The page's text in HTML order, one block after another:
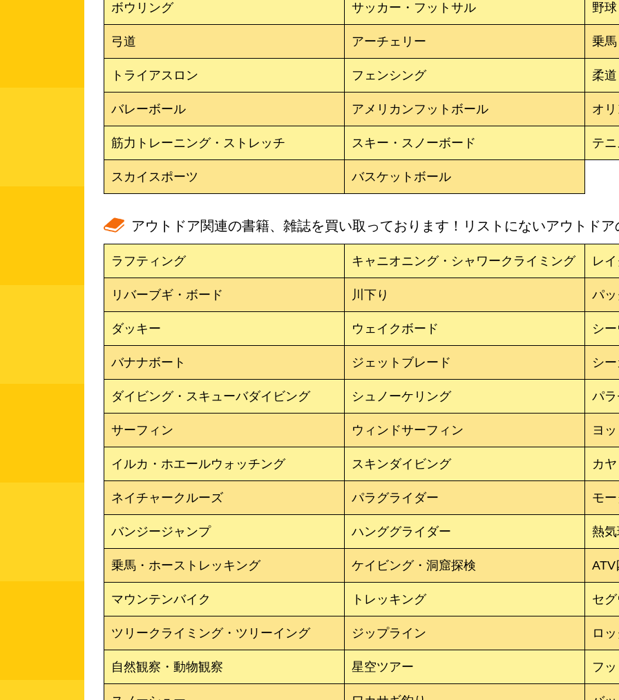
ボウリング サッカー・フットサル 野
弓道 アーチェリー 乗
トライアスロン フェンシング 柔
バレーボール アメリカンフットボール オ
筋力トレーニング・ストレッチ スキー・スノーボード テ
スカイスポーツ バスケットボール
アウトドア関連の書籍、雑誌を買い取っております！リストにないアウトド
ラフティング キャニオニング・シャワークライミング レ
リバーブギ・ボード 川下り パ
ダッキー ウェイクボード シ
バナナボート ジェットブレード シ
ダイビング・スキューバダイビング シュノーケリング パ
サーフィン ウィンドサーフィン ヨ
イルカ・ホエールウォッチング スキンダイビング カ
ネイチャークルーズ パラグライダー モ
バンジージャンプ ハンググライダー 熱
乗馬・ホーストレッキング ケイビング・洞窟探検 ATV
マウンテンバイク トレッキング セ
ツリークライミング・ツリーイング ジップライン ロ
自然観察・動物観察 星空ツアー フ